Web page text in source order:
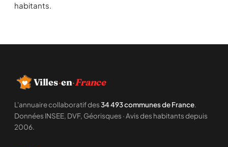
habitants.
Villes·en·France
L'annuaire collaboratif des34 493 communes de France.
Données INSEE, DVF, Géorisques · Avis des habitants depuis
2006.